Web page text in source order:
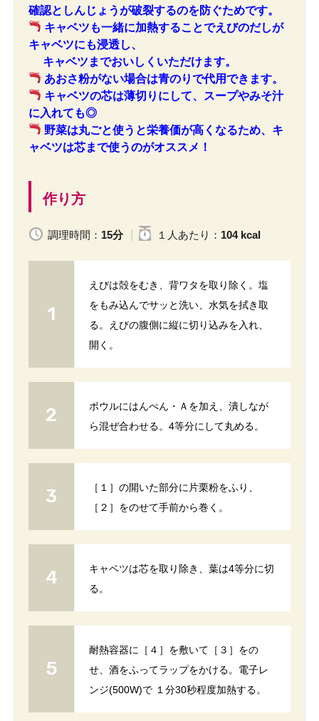
確認としんじょうが破裂するのを防ぐためです。
キャベツも一緒に加熱することでえびのだしが
キャベツにも浸透し、
キャベツまでおいしくいただけます。
あおさ粉がない場合は青のりで代用できます。
キャベツの芯は薄切りにして、スープやみそ汁
に入れても◎
野菜は丸ごと使うと栄養価が高くなるため、キ
ャベツは芯まで使うのがオススメ！
作り方
調理時間： 15分 １人 あたり ： 104 kcal
えびは殻をむき、背ワタを取り除く。塩
をもみ込んでサッと洗い、水気を拭き取
る。えびの腹側に縦に切り込みを入れ、
開く。
ボウルにはんぺん・Ａを加え、潰しなが
ら混ぜ合わせる。4等分にして丸める。
［１］の開いた部分に片栗粉をふり、
［２］をのせて手前から巻く。
キャベツは芯を取り除き、葉は4等分に切
る。
耐熱容器に［４］を敷いて［３］をの
せ、酒をふってラップをかける。電子レ
ンジ(500W)で １分30秒程度加熱する。